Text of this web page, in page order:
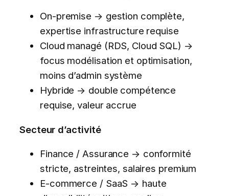
On-premise → gestion complète,
expertise infrastructure requise
Cloud managé (RDS, Cloud SQL) →
focus modélisation et optimisation,
moins d’admin système
Hybride → double compétence
requise, valeur accrue
Secteur d’activité
Finance / Assurance → conformité
stricte, astreintes, salaires premium
E-commerce / SaaS → haute